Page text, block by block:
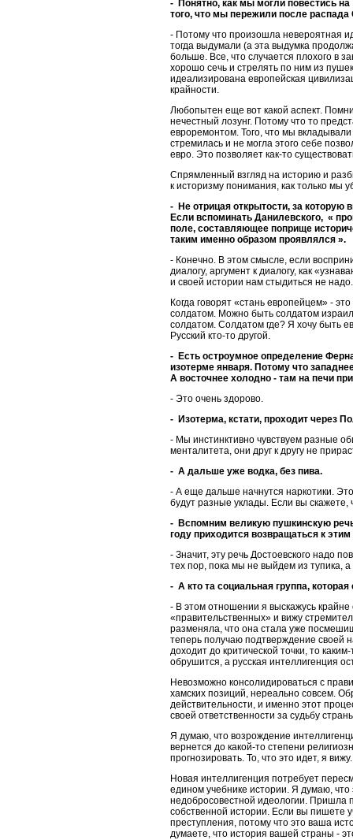
- Понятно, как мы могли повестись
того, что мы пережили после
- Потому что произошла невероятная
тогда выдумали (а эта выдумка
больше. Все, что случается плохого в
хорошо сечь и стрелять по ним из
идеализирована европейская
крайности.
Любопытен еще вот какой аспект.
нечестный лозунг. Потому что то
евроремонтом. Того, что мы
стремилась и не могла этого себе
евро. Это позволяет как-то
Спрямленный взгляд на историю и
к историзму понимания, как только мы
- Не отрицая открытости, за которую
Если вспоминать Данилевского, «
поле, составляющее поприще
таким именно образом проявлялся ».
- Конечно. В этом смысле, если
диалогу, аргумент к диалогу, как
и своей истории нам стыдиться не надо.
Когда говорят «стань европейцем» -
солдатом. Можно быть солдатом
солдатом. Солдатом где? Я хочу быть
Русский кто-то другой.
- Есть остроумное определение
изотерме января. Потому что
А восточнее холодно - там на печи
- Это очень здорово.
- Изотерма, кстати, проходит через
- Мы инстинктивно чувствуем разные
менталитета, они друг к другу не
- А дальше уже водка, без пива.
- А еще дальше начнутся наркотики.
будут разные уклады. Если вы скажете,
- Вспомним великую пушкинскую
году приходится возвращаться к
- Значит, эту речь Достоевского надо
тех пор, пока мы не выйдем из тупика,
- А кто та социальная группа,
- В этом отношении я выскажусь
«правительственных» и вижу
разменяла, что она стала уже
теперь получаю подтверждение своей
доходит до критической точки, то
обрушится, а русская интеллигенция
Невозможно консолидироваться с
хамских позиций, нереально совсем.
действительности, и именно этот
своей ответственности за судьбу
Я думаю, что возрождение
вернется до какой-то степени
прогнозировать. То, что это идет, я вижу.
Новая интеллигенция потребует
едином учебнике истории. Я думаю,
недобросовестной идеологии. Пришла
собственной истории. Если вы пишете
преступления, потому что это ваша
думаете, что история вашей страны -